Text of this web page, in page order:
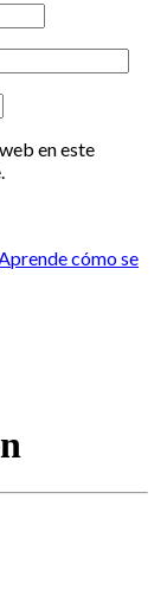
en este
cómo se